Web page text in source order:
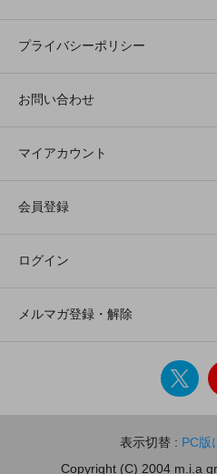
プライバシーポリシー
お問い合わせ
マイアカウント
会員登録
ログイン
メルマガ登録・解除
表示切替 : PC版
Copyright (C) 2004 m.i.a